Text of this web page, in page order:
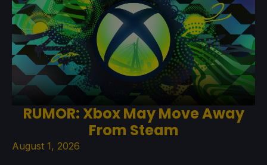
RUMOR: Xbox May Move Away
From Steam
August 1, 2026